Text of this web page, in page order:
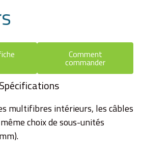
Comment
commander
Spécifications
multifibres intérieurs, les câbles
choix de sous-unités